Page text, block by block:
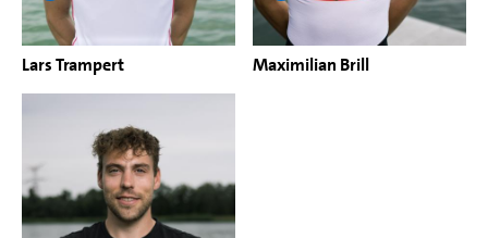
Lars Trampert Maximilian Brill